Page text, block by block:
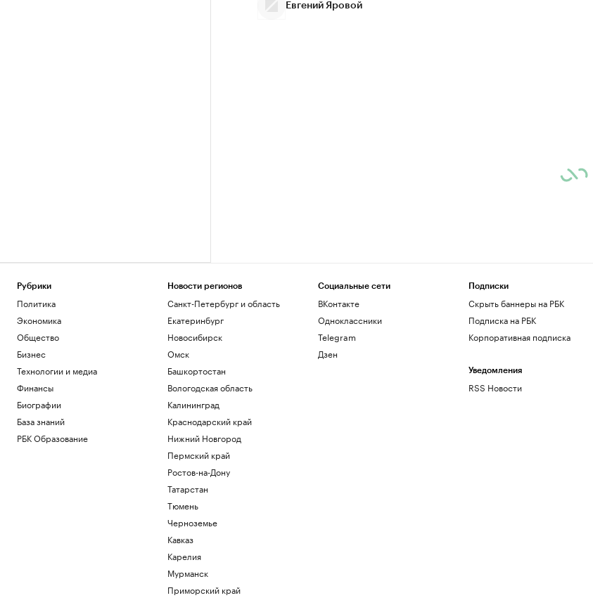
Евгений Яровой
Рубрики
Политика
Экономика
Общество
Бизнес
Технологии и медиа
Финансы
Биографии
База знаний
РБК Образование
Новости регионов
Санкт-Петербург и область
Екатеринбург
Новосибирск
Омск
Башкортостан
Вологодская область
Калининград
Краснодарский край
Нижний Новгород
Пермский край
Ростов-на-Дону
Татарстан
Тюмень
Черноземье
Кавказ
Карелия
Мурманск
Приморский край
Социальные сети
ВКонтакте
Одноклассники
Telegram
Дзен
Подписки
Скрыть баннеры на РБК
Подписка на РБК
Корпоративная подписка
Уведомления
RSS Новости